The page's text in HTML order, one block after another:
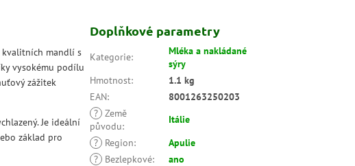
mandlí s
vysokému podílu
zážitek
Je ideální
základ pro
Doplňkové parametry
Kategorie:
Mléka a nakládané
sýry
Hmotnost:
1.1 kg
EAN:
8001263250203
? Země
původu:
Itálie
?
Region:
Apulie
?
Bezlepkové: ano